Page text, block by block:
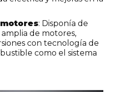
: Disponía de
de motores,
con tecnología de
como el sistema